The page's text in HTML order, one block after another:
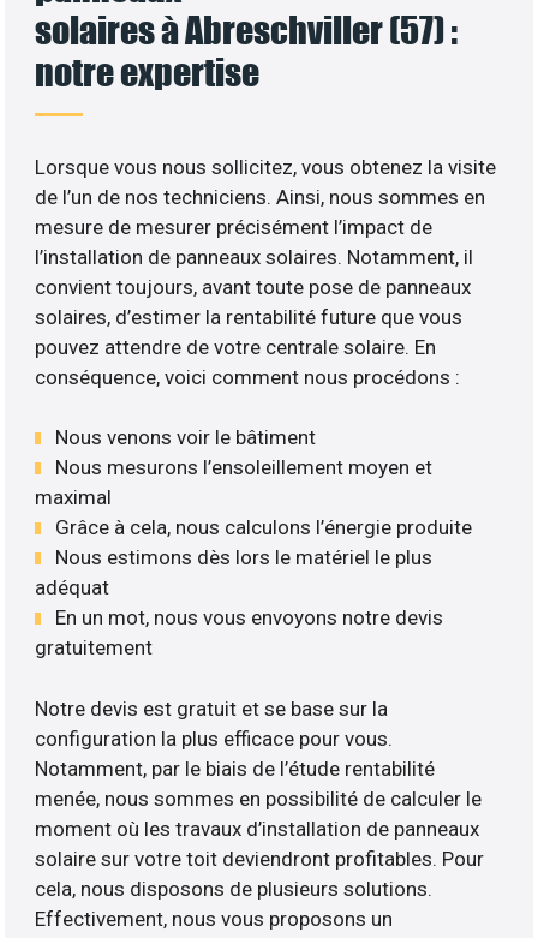
solaires à Abreschviller (57) :
notre expertise
Lorsque vous nous sollicitez, vous obtenez la visite
de l’un de nos techniciens. Ainsi, nous sommes en
mesure de mesurer précisément l’impact de
l’installation de panneaux solaires. Notamment, il
convient toujours, avant toute pose de panneaux
solaires, d’estimer la rentabilité future que vous
pouvez attendre de votre centrale solaire. En
conséquence, voici comment nous procédons :
Nous venons voir le bâtiment
Nous mesurons l’ensoleillement moyen et
maximal
Grâce à cela, nous calculons l’énergie produite
Nous estimons dès lors le matériel le plus
adéquat
En un mot, nous vous envoyons notre devis
gratuitement
Notre devis est gratuit et se base sur la
configuration la plus efficace pour vous.
Notamment, par le biais de l’étude rentabilité
menée, nous sommes en possibilité de calculer le
moment où les travaux d’installation de panneaux
solaire sur votre toit deviendront profitables. Pour
cela, nous disposons de plusieurs solutions.
Effectivement, nous vous proposons un